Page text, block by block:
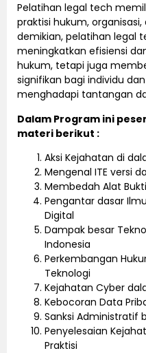
Pelatihan legal tech
praktisi hukum,
demikian, pelatihan legal
meningkatkan efisiensi
hukum, tetapi juga
signifikan bagi individu
menghadapi tantangan
Dalam Program ini
materi berikut :
Aksi Kejahatan di
Mengenal ITE versi
Membedah Alat
Pengantar dasar
Digital
Dampak besar
Indonesia
Perkembangan
Teknologi
Kejahatan Cyber
Kebocoran Data
Sanksi Administratif
Penyelesaian
Praktisi